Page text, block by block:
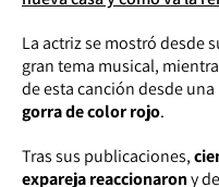
La actriz se mostró desde
gran tema musical,
de esta canción desde
gorra de color rojo.
Tras sus publicaciones,
expareja reaccionarony